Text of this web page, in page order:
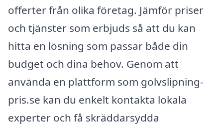
offerter från olika företag. Jämför priser
och tjänster som erbjuds så att du kan
hitta en lösning som passar både din
budget och dina behov. Genom att
använda en plattform som golvslipning-
pris.se kan du enkelt kontakta lokala
experter och få skräddarsydda